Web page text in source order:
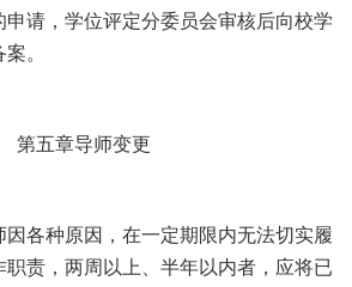
请，学位评定分委员会审核后向校学
。
第五章导师变更
因各种原因，在一定期限内无法切实履
责，两周以上、半年以内者，应将已